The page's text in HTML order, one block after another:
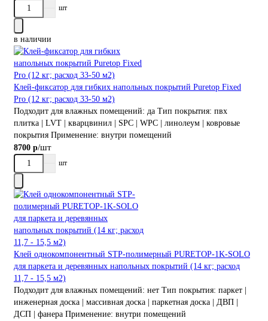
шт
в наличии
Клей-фиксатор для гибких напольных покрытий Puretop Fixed
Pro (12 кг; расход 33-50 м2)
Подходит для влажных помещений: да Тип покрытия: пвх
плитка | LVT | кварцвинил | SPC | WPC | линолеум | ковровые
покрытия Применение: внутри помещений
8700 р/шт
шт
Клей однокомпонентный STP-полимерный PURETOP-1K-SOLO
для паркета и деревянных напольных покрытий (14 кг; расход
11,7 - 15,5 м2)
Подходит для влажных помещений: нет Тип покрытия: паркет |
инженерная доска | массивная доска | паркетная доска | ДВП |
ДСП | фанера Применение: внутри помещений